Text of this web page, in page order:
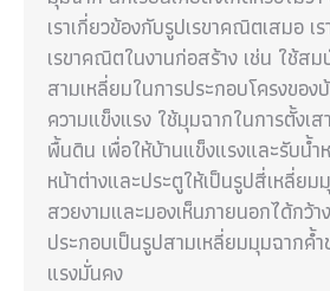
เราเกี่ยวข้องกับรูปเรขาคณิตเสมอ เ
เรขาคณิตในงานก่อสร้าง เช่น ใช้ส
สามเหลี่ยมในการประกอบโครงของ
ความแข็งแรง ใช้มุมฉากในการตั้งเ
พื้นดิน เพื่อให้บ้านแข็งแรงและรับน้
หน้าต่างและประตูให้เป็นรูปสี่เหลี่ยม
สวยงามและมองเห็นภายนอกได้กว้า
ประกอบเป็นรูปสามเหลี่ยมมุมฉากค้
แรงมั่นคง